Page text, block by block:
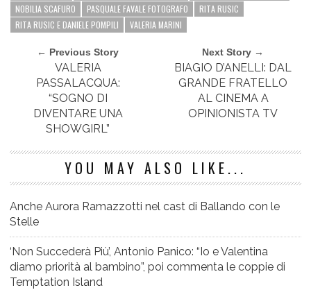
NOBILIA SCAFURO
PASQUALE FAVALE FOTOGRAFO
RITA RUSIC
RITA RUSIC E DANIELE POMPILI
VALERIA MARINI
← Previous Story
VALERIA
PASSALACQUA:
“SOGNO DI
DIVENTARE UNA
SHOWGIRL”
Next Story →
BIAGIO D’ANELLI: DAL
GRANDE FRATELLO
AL CINEMA A
OPINIONISTA TV
YOU MAY ALSO LIKE...
Anche Aurora Ramazzotti nel cast di Ballando con le
Stelle
‘Non Succederà Più’, Antonio Panico: “Io e Valentina
diamo priorità al bambino”, poi commenta le coppie di
Temptation Island